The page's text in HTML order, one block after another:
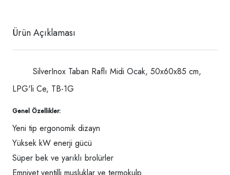
Ürün Açıklaması
SilverInox Taban Raflı Midi Ocak, 50x60x85 cm,
LPG'li Ce, TB-1G
Genel Özellikler:
Yeni tip ergonomik dizayn
Yüksek kW enerji gücü
Süper bek ve yarıklı brolürler